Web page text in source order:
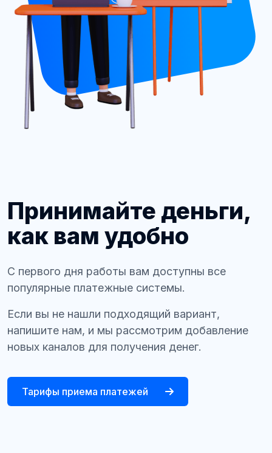
Принимайте деньги,
как вам удобно
С первого дня работы вам доступны все
популярные платежные системы.
Если вы не нашли подходящий вариант,
напишите нам, и мы рассмотрим добавление
новых каналов для получения денег.
Тарифы приема платежей